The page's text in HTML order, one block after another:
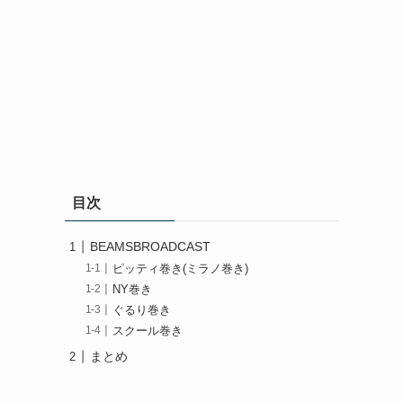
目次
BEAMSBROADCAST
ピッティ巻き(ミラノ巻き)
NY巻き
ぐるり巻き
スクール巻き
まとめ